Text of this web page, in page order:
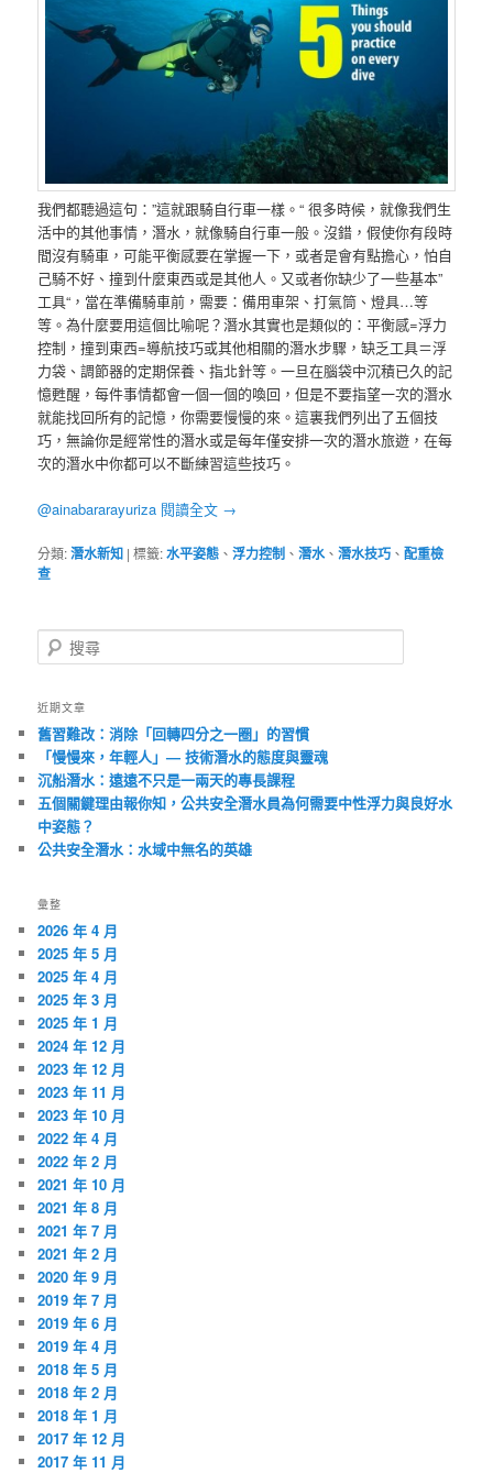
我們都聽過這句：”這就跟騎自行車一樣。“ 很多時候，就像我們生
活中的其他事情，潛水，就像騎自行車一般。沒錯，假使你有段時
間沒有騎車，可能平衡感要在掌握一下，或者是會有點擔心，怕自
己騎不好、撞到什麼東西或是其他人。又或者你缺少了一些基本”
工具“，當在準備騎車前，需要：備用車架、打氣筒、燈具…等
等。為什麼要用這個比喻呢？潛水其實也是類似的：平衡感=浮力
控制，撞到東西=導航技巧或其他相關的潛水步驟，缺乏工具＝浮
力袋、調節器的定期保養、指北針等。一旦在腦袋中沉積已久的記
憶甦醒，每件事情都會一個一個的喚回，但是不要指望一次的潛水
就能找回所有的記憶，你需要慢慢的來。這裏我們列出了五個技
巧，無論你是經常性的潛水或是每年僅安排一次的潛水旅遊，在每
次的潛水中你都可以不斷練習這些技巧。
@ainabararayuriza 閱讀全文 →
分類:潛水新知 |標籤:水平姿態 、浮力控制 、潛水、潛水技巧 、配重檢
查
搜
尋
近期文章
舊習難改：消除「回轉四分之一圈」的習慣
「慢慢來，年輕人」— 技術潛水的態度與靈魂
沉船潛水：遠遠不只是一兩天的專長課程
五個關鍵理由報你知，公共安全潛水員為何需要中性浮力與良好水
中姿態？
公共安全潛水：水域中無名的英雄
彙整
2026 年 4 月
2025 年 5 月
2025 年 4 月
2025 年 3 月
2025 年 1 月
2024 年 12 月
2023 年 12 月
2023 年 11 月
2023 年 10 月
2022 年 4 月
2022 年 2 月
2021 年 10 月
2021 年 8 月
2021 年 7 月
2021 年 2 月
2020 年 9 月
2019 年 7 月
2019 年 6 月
2019 年 4 月
2018 年 5 月
2018 年 2 月
2018 年 1 月
2017 年 12 月
2017 年 11 月